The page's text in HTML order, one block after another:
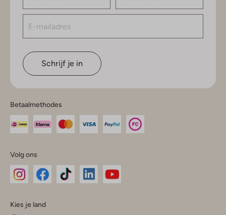
Schrijf je in
Betaalmethodes
Volg ons
InstagramFacebook
Kies je land